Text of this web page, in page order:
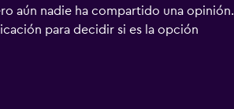
aún nadie ha compartido una opinión.
para decidir si es la opción